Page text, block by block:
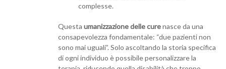
complesse.
Questa umanizzazione delle curenasce da una
consapevolezza fondamentale: “due pazienti non
sono mai uguali”. Solo ascoltando la storia specifica
di ogni individuo è possibile personalizzare la